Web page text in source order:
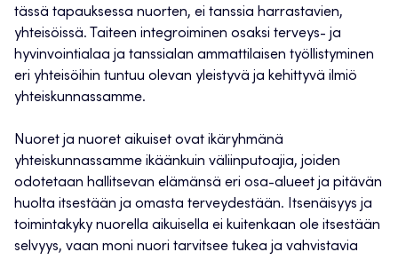
tässä tapauksessa nuorten, ei tanssia harrastavien,
yhteisöissä. Taiteen integroiminen osaksi terveys- ja
hyvinvointialaa ja tanssialan ammattilaisen työllistyminen
eri yhteisöihin tuntuu olevan yleistyvä ja kehittyvä ilmiö
yhteiskunnassamme.
Nuoret ja nuoret aikuiset ovat ikäryhmänä
yhteiskunnassamme ikäänkuin väliinputoajia, joiden
odotetaan hallitsevan elämänsä eri osa-alueet ja pitävän
huolta itsestään ja omasta terveydestään. Itsenäisyys ja
toimintakyky nuorella aikuisella ei kuitenkaan ole itsestään
selvyys, vaan moni nuori tarvitsee tukea ja vahvistavia